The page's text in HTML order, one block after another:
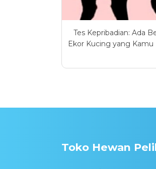
Tes Kepribadian: Ada
Ekor Kucing yang Kamu
Toko Hewan